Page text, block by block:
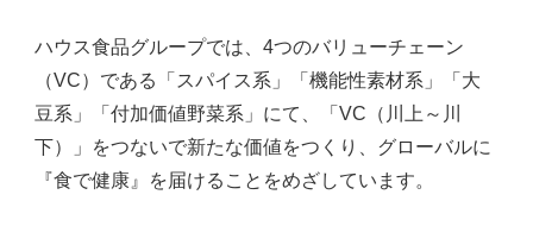
かつては生命維持のために栄養を
「摂る」ことが必要でしたが
今はただ栄養を摂れば良いのではなく、
年齢、性別、体格、季節・・・などによって
摂らなければいけない栄養や、
ハウス食品グループでは、4つのバリューチェーン
（VC）である「スパイス系」「機能性素材系」「大
豆系」「付加価値野菜系」にて、「VC（川上～川
下）」をつないで新たな価値をつくり、グローバルに
『食で健康』を届けることをめざしています。